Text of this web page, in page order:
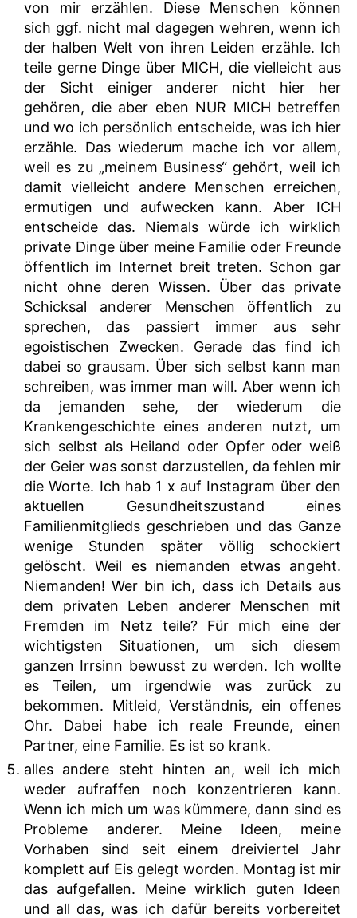
von mir erzählen. Diese Menschen können
sich ggf. nicht mal dagegen wehren, wenn ich
der halben Welt von ihren Leiden erzähle. Ich
teile gerne Dinge über MICH, die vielleicht aus
der Sicht einiger anderer nicht hier her
gehören, die aber eben NUR MICH betreffen
und wo ich persönlich entscheide, was ich hier
erzähle. Das wiederum mache ich vor allem,
weil es zu „meinem Business“ gehört, weil ich
damit vielleicht andere Menschen erreichen,
ermutigen und aufwecken kann. Aber ICH
entscheide das. Niemals würde ich wirklich
private Dinge über meine Familie oder Freunde
öffentlich im Internet breit treten. Schon gar
nicht ohne deren Wissen. Über das private
Schicksal anderer Menschen öffentlich zu
sprechen, das passiert immer aus sehr
egoistischen Zwecken. Gerade das find ich
dabei so grausam. Über sich selbst kann man
schreiben, was immer man will. Aber wenn ich
da jemanden sehe, der wiederum die
Krankengeschichte eines anderen nutzt, um
sich selbst als Heiland oder Opfer oder weiß
der Geier was sonst darzustellen, da fehlen mir
die Worte. Ich hab 1 x auf Instagram über den
aktuellen Gesundheitszustand eines
Familienmitglieds geschrieben und das Ganze
wenige Stunden später völlig schockiert
gelöscht. Weil es niemanden etwas angeht.
Niemanden! Wer bin ich, dass ich Details aus
dem privaten Leben anderer Menschen mit
Fremden im Netz teile? Für mich eine der
wichtigsten Situationen, um sich diesem
ganzen Irrsinn bewusst zu werden. Ich wollte
es Teilen, um irgendwie was zurück zu
bekommen. Mitleid, Verständnis, ein offenes
Ohr. Dabei habe ich reale Freunde, einen
Partner, eine Familie. Es ist so krank.
alles andere steht hinten an, weil ich mich
weder aufraffen noch konzentrieren kann.
Wenn ich mich um was kümmere, dann sind es
Probleme anderer. Meine Ideen, meine
Vorhaben sind seit einem dreiviertel Jahr
komplett auf Eis gelegt worden. Montag ist mir
das aufgefallen. Meine wirklich guten Ideen
und all das, was ich dafür bereits vorbereitet